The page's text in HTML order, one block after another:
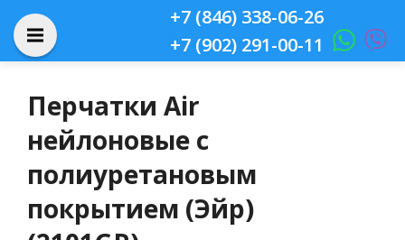
+7 (846) 338-06-26
+7 (902) 291-00-11
Перчатки Air
нейлоновые с
полиуретановым
покрытием (Эйр)